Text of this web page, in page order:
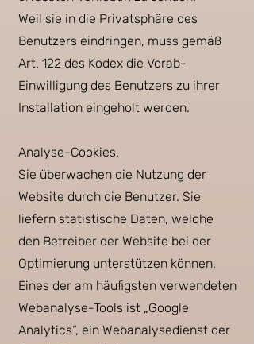
Weil sie in die Privatsphäre des
Benutzers eindringen, muss gemäß
Art. 122 des Kodex die Vorab-
Einwilligung des Benutzers zu ihrer
Installation eingeholt werden.
Analyse-Cookies.
Sie überwachen die Nutzung der
Website durch die Benutzer. Sie
liefern statistische Daten, welche
den Betreiber der Website bei der
Optimierung unterstützen können.
Eines der am häufigsten verwendeten
Webanalyse-Tools ist „Google
Analytics“, ein Webanalysedienst der